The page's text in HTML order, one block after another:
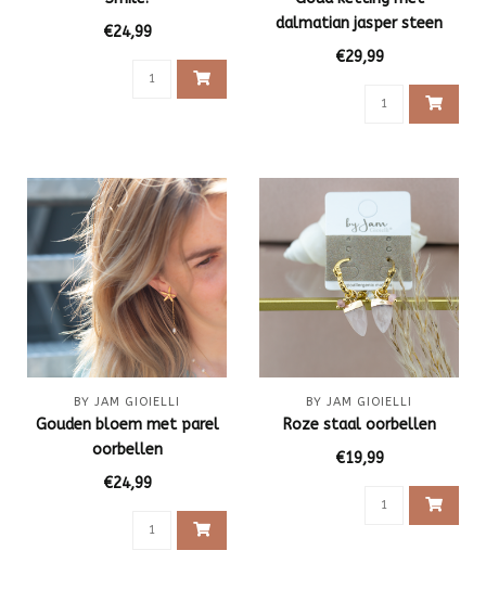
€24,99
dalmatian jasper steen
€29,99
BY JAM GIOIELLI
Gouden bloem met parel
oorbellen
€24,99
BY JAM GIOIELLI
Roze staal oorbellen
€19,99